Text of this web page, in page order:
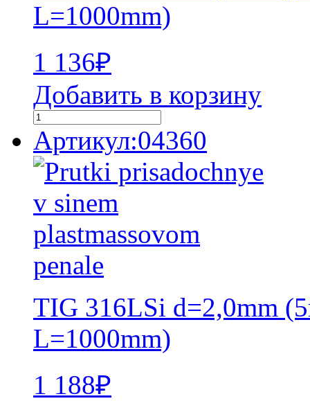
L=1000mm)
1 136₽
Добавить в корзину
Артикул:04360
TIG 316LSi d=2,0mm
L=1000mm)
1 188₽